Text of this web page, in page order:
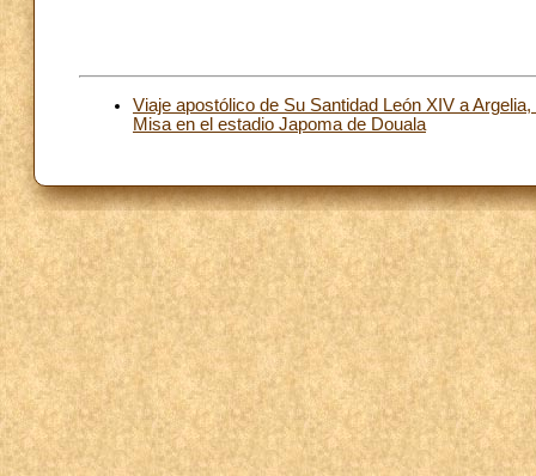
Viaje apostólico de Su Santidad León XIV a
Misa en el estadio Japoma de Douala